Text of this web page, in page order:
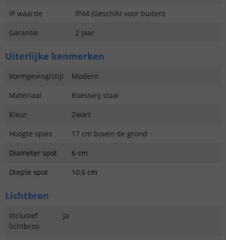
IP waarde
IP44 (Geschikt voor buiten)
Garantie
2 jaar
Uiterlijke kenmerken
Vormgeving/stijl
Modern
Materiaal
Roestvrij staal
Kleur
Zwart
Hoogte spies
17 cm boven de grond
Diameter spot
6 cm
Diepte spot
10,5 cm
Lichtbron
Inclusief
lichtbron
Ja